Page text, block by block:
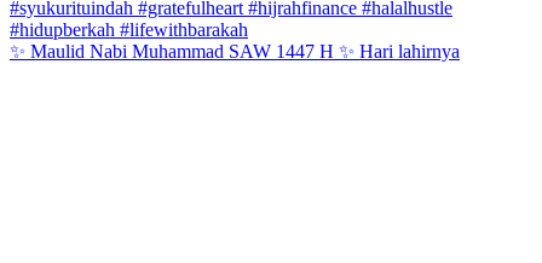
✨ Maulid Nabi Muhammad SAW 1447 H ✨ Hari lahirnya